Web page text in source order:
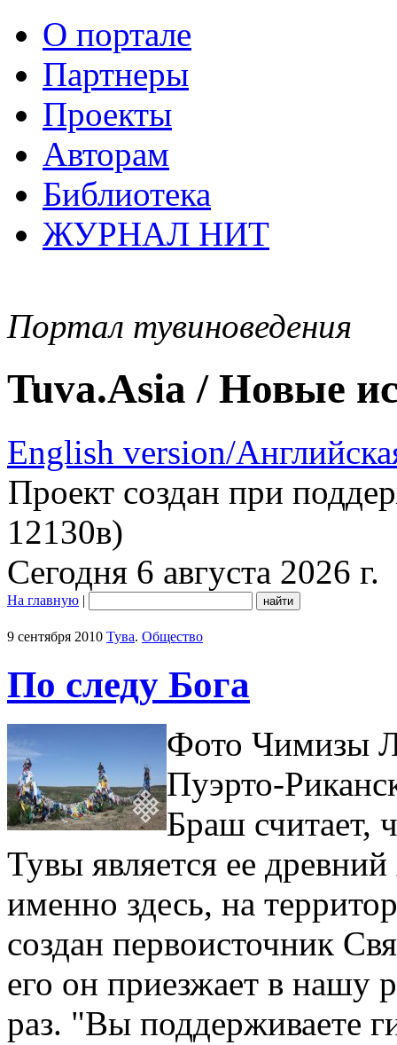
О портале
Партнеры
Проекты
Авторам
Библиотека
ЖУРНАЛ НИТ
Портал тувиноведения
Tuva.Asia / Новые
English version/
Проект создан при
12130в)
Сегодня 6 августа 2026 г.
На главную |
9 сентября 2010 Тува. Общество
По следу Бога
Фото Чимизы
Пуэрто-
Браш считает,
Тувы является ее
именно здесь, на
создан первоисточник
его он приезжает в нашу
раз. "Вы поддерживаете